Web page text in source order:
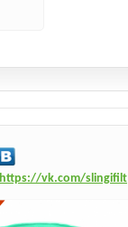
https://vk.com/slingifilt